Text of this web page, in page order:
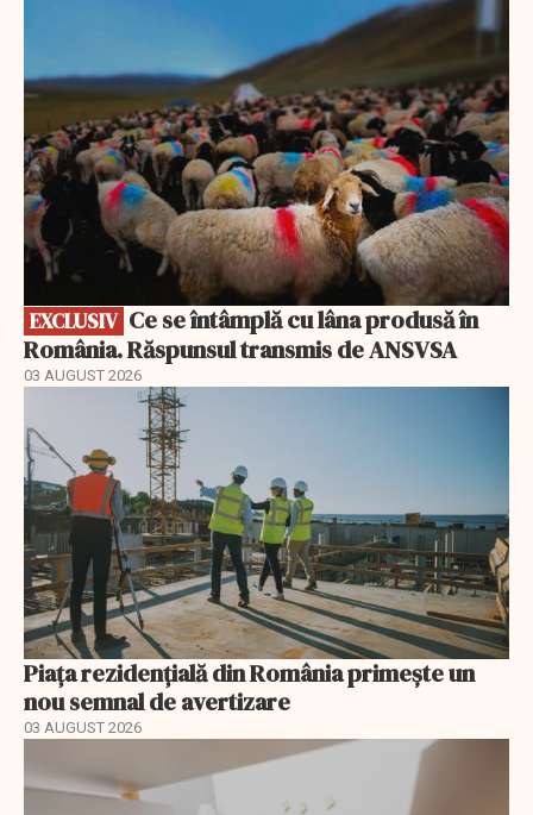
EXCLUSIV
România. Răspunsul transmis de ANSVSA
03 AUGUST 2026
Piața rezidențială din România primește un
nou semnal de avertizare
03 AUGUST 2026